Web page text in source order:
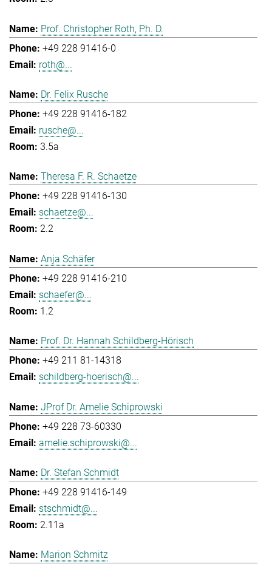
Prof. Christopher Roth, Ph. D.
+49 228 91416-0
roth@...
Dr. Felix Rusche
+49 228 91416-182
rusche@...
3.5a
Theresa F. R. Schaetze
+49 228 91416-130
schaetze@...
2.2
Anja Schäfer
+49 228 91416-210
schaefer@...
1.2
Prof. Dr. Hannah Schildberg-Hörisch
+49 211 81-14318
schildberg-hoerisch@...
JProf Dr. Amelie Schiprowski
+49 228 73-60330
amelie.schiprowski@...
Dr. Stefan Schmidt
+49 228 91416-149
stschmidt@...
2.11a
Marion Schmitz